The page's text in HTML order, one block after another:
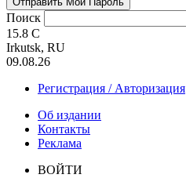
Поиск
15.8 C
Irkutsk, RU
09.08.26
Регистрация / Авторизация
Об издании
Контакты
Реклама
ВОЙТИ